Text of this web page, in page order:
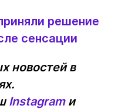
решение
сенсации
новостей в
Instagramи